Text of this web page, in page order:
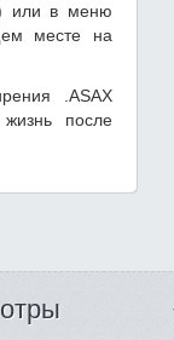
или в меню
месте на
.ASAX
после